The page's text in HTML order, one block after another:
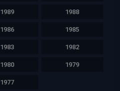
1989 1988
1986 1985
1983 1982
1980 1979
1977